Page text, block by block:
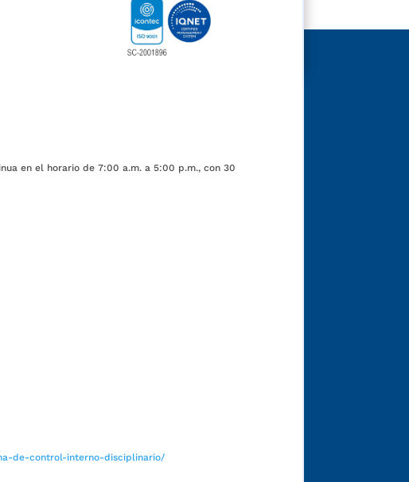
en el horario de 7:00 a.m. a 5:00 p.m., con 30
de-control-interno-disciplinario/